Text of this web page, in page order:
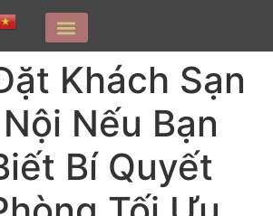
Khách Sạn
Nếu Bạn
Bí Quyết